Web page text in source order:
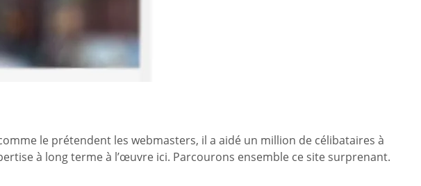
le prétendent les webmasters, il a aidé un million de célibataires à
à long terme à l’œuvre ici. Parcourons ensemble ce site surprenant.